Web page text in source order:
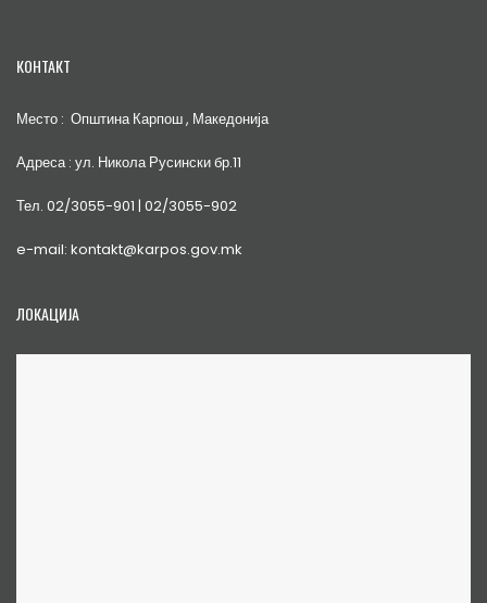
КОНТАКТ
Место : Општина Карпош , Македонија
Адреса : ул. Никола Русински бр.11
Тел. 02/3055-901 | 02/3055-902
e-mail: kontakt@karpos.gov.mk
ЛОКАЦИЈА